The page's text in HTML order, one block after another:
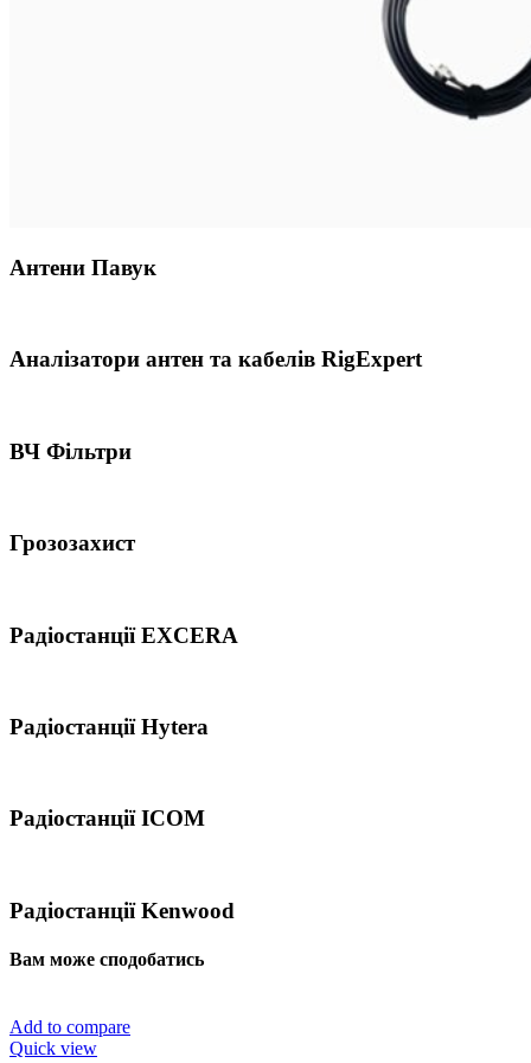
Антени Павук
Аналізатори антен та кабелів RigExpert
ВЧ Фільтри
Грозозахист
Радіостанції EXCERA
Радіостанції Hytera
Радіостанції ICOM
Радіостанції Kenwood
Вам може сподобатись
Add to compare
Quick view